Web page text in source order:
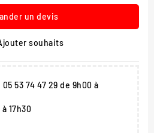
un devis
souhaits
53 74 47 29 de 9h00 à
17h30